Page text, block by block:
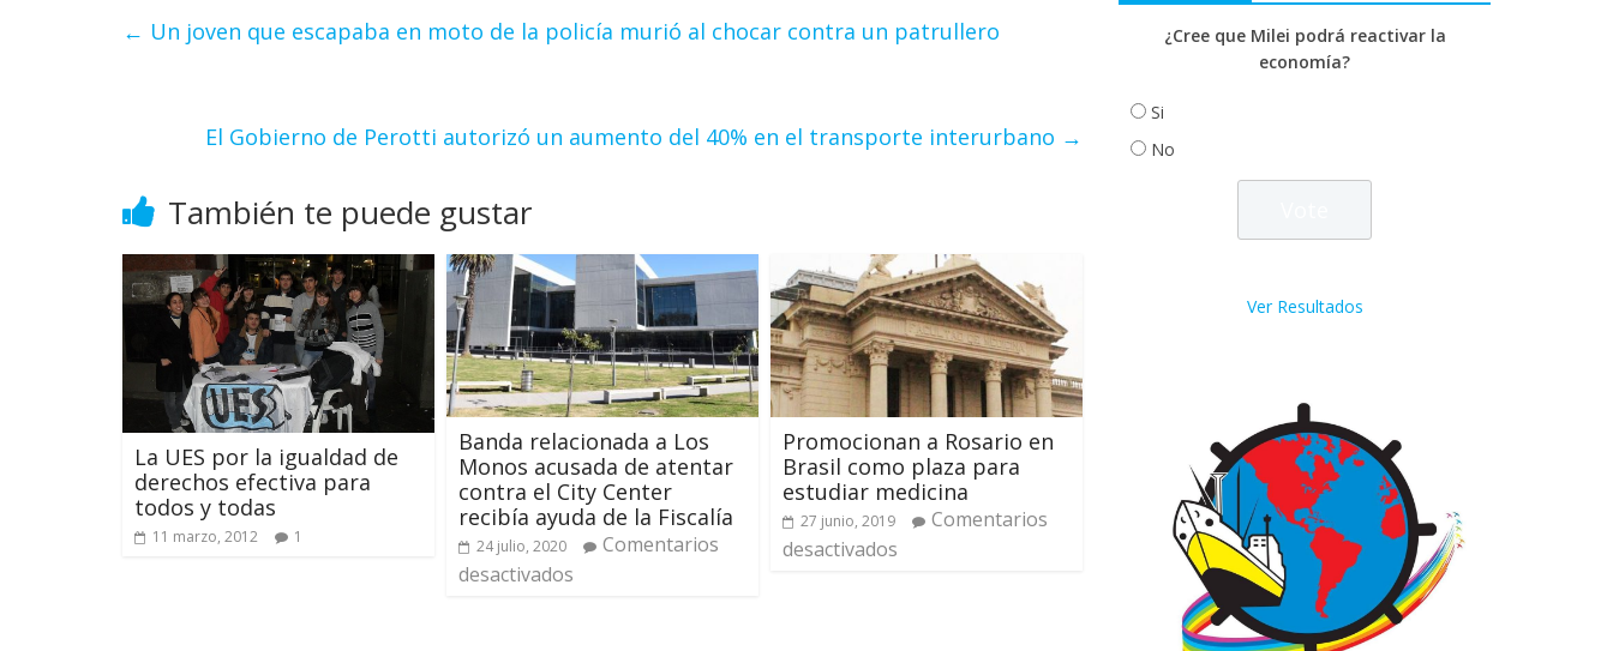
← Un joven que escapaba en moto de la policía murió al chocar contra un patrullero
El Gobierno de Perotti autorizó un aumento del 40% en el transporte interurbano →
También te puede gustar
La UES por la igualdad de
derechos efectiva para
todos y todas
11 marzo, 2012 1
Banda relacionada a Los
Monos acusada de atentar
contra el City Center
recibía ayuda de la Fiscalía
24 julio, 2020
Comentarios
desactivados
Promocionan a Rosario en
Brasil como plaza para
estudiar medicina
27 junio, 2019
Comentarios
desactivados
¿Cree que Milei podrá reactivar la
economía?
Si
No
Ver Resultados